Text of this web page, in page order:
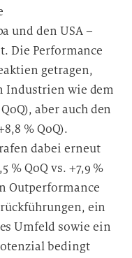
und den USA –
Die Performance
getragen,
Industrien wie dem
aber auch den
% QoQ).
dabei erneut
% QoQ vs. +7,9 %
Outperformance
ein
Umfeld sowie ein
bedingt